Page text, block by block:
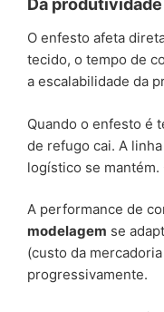
Da
O enfesto afeta
tecido, o tempo de
a escalabilidade da
Quando o enfesto é
de refugo cai. A
logístico se
A performance de
modelagem se
(custo da
progressivamente.